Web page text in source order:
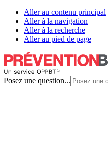
Aller au contenu principal
Aller à la navigation
Aller à la recherche
Aller au pied de page
Posez une question...